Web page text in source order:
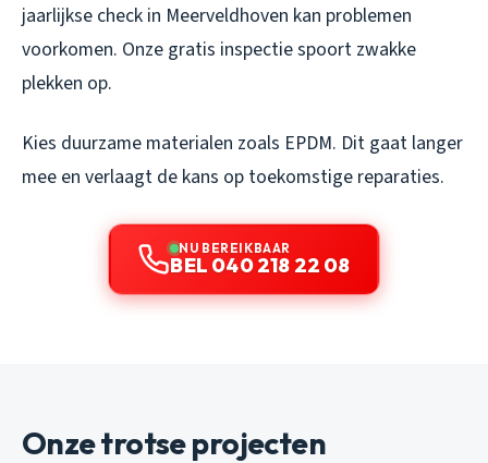
jaarlijkse check in Meerveldhoven kan problemen
voorkomen. Onze gratis inspectie spoort zwakke
plekken op.
Kies duurzame materialen zoals EPDM. Dit gaat langer
mee en verlaagt de kans op toekomstige reparaties.
NU BEREIKBAAR
BEL 040 218 22 08
Onze trotse projecten